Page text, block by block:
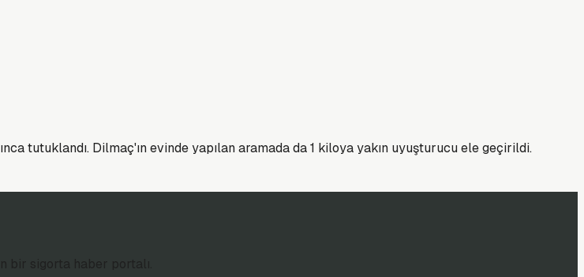
tutuklandı. Dilmaç'ın evinde yapılan aramada da 1 kiloya yakın uyuşturucu ele geçirildi.